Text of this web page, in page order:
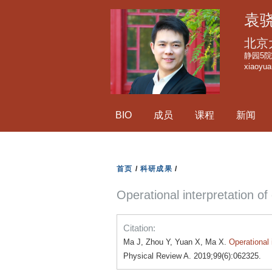
袁
北京
静园5
BIO 成员 课程 新闻
首页 / 科研成果 /
Operational interpretation
Citation:
Ma J, Zhou Y, Yuan X, Ma X. Operational
Physical Review A. 2019;99(6):062325.